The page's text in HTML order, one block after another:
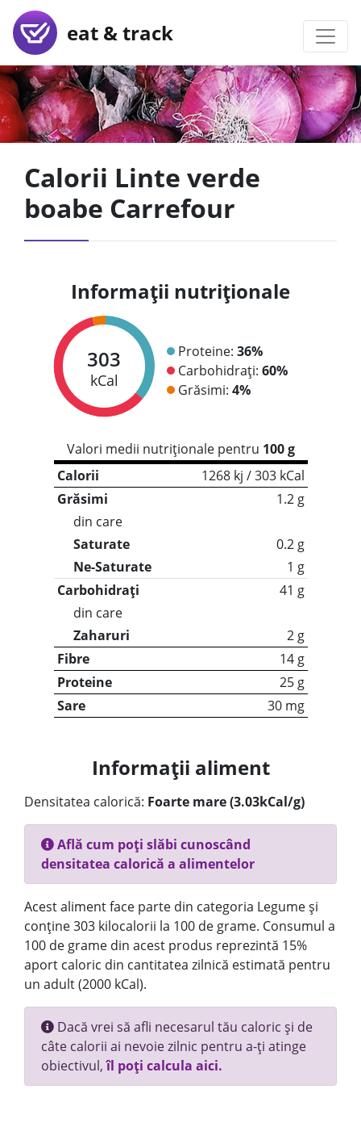
eat & track
Calorii Linte verde
boabe Carrefour
Informații nutriționale
303
kCal
Proteine: 36%
Carbohidrați: 60%
Grăsimi: 4%
Valori medii nutriționale pentru 100 g
Calorii
1268 kj / 303 kCal
Grăsimi
1.2 g
din care
Saturate
0.2 g
Ne-Saturate
1 g
Carbohidrați
41 g
din care
Zaharuri
2 g
Fibre
14 g
Proteine
25 g
Sare
30 mg
Informații aliment
Densitatea calorică: Foarte mare (3.03kCal/g)
Află cum poți slăbi cunoscând
densitatea calorică a alimentelor
Acest aliment face parte din categoria Legume și
conține 303 kilocalorii la 100 de grame. Consumul a
100 de grame din acest produs reprezintă 15%
aport caloric din cantitatea zilnică estimată pentru
un adult (2000 kCal).
Dacă vrei să afli necesarul tău caloric și de
câte calorii ai nevoie zilnic pentru a-ți atinge
obiectivul,îl poți calcula aici.